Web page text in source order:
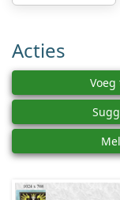
Acties